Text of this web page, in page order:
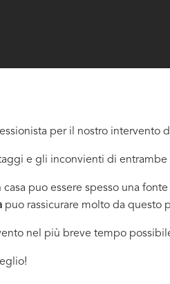
per il nostro intervento
e gli inconvienti di
puo essere spesso una
puo rassicurare molto da questo
nel più breve tempo